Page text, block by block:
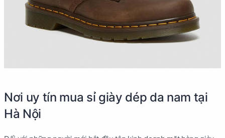
Nơi uy tín mua sỉ giày dép da nam tại
Hà Nội